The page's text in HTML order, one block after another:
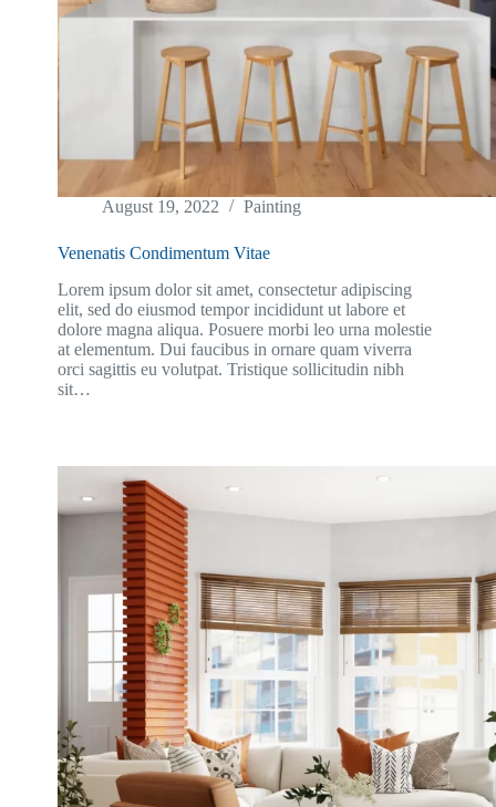
August 19, 2022 Painting
Venenatis Condimentum Vitae
Lorem ipsum dolor sit amet, consectetur adipiscing
elit, sed do eiusmod tempor incididunt ut labore et
dolore magna aliqua. Posuere morbi leo urna molestie
at elementum. Dui faucibus in ornare quam viverra
orci sagittis eu volutpat. Tristique sollicitudin nibh
sit…